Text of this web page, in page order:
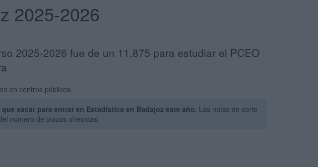
2025-2026
2025-2026 fue de un 11,875 para estudiar el PCEO
en centros públicos.
sacar para entrar en Estadística en Badajoz este año. Las notas de corte
número de plazas ofrecidas.